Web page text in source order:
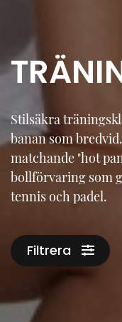
Stilsäkra
banan som
matchande "hot
bollförvaring som
tennis och padel.
Filtrera